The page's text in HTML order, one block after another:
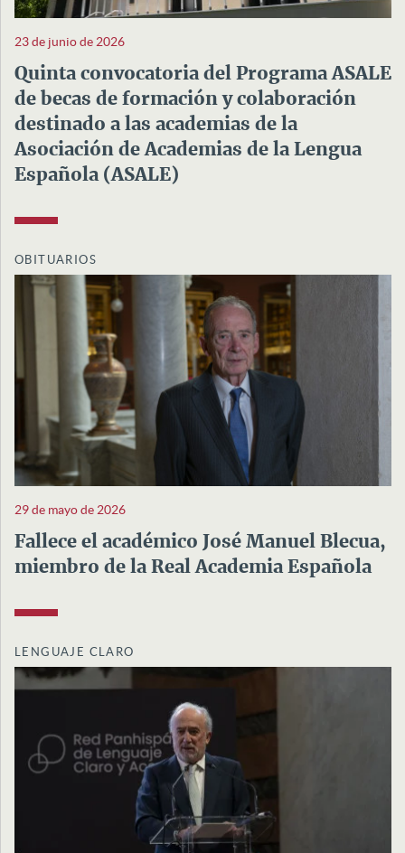
23 de junio de 2026
Quinta convocatoria del Programa ASALE
de becas de formación y colaboración
destinado a las academias de la
Asociación de Academias de la Lengua
Española (ASALE)
OBITUARIOS
29 de mayo de 2026
Fallece el académico José Manuel Blecua,
miembro de la Real Academia Española
LENGUAJE CLARO